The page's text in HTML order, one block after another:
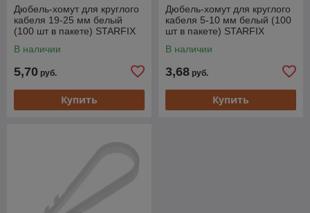
Дюбель-хомут для круглого
кабеля 19-25 мм белый
(100 шт в пакете) STARFIX
В наличии
5,70 руб.
Купить
Дюбель-хомут для круглого
кабеля 5-10 мм белый (100
шт в пакете) STARFIX
В наличии
3,68 руб.
Купить